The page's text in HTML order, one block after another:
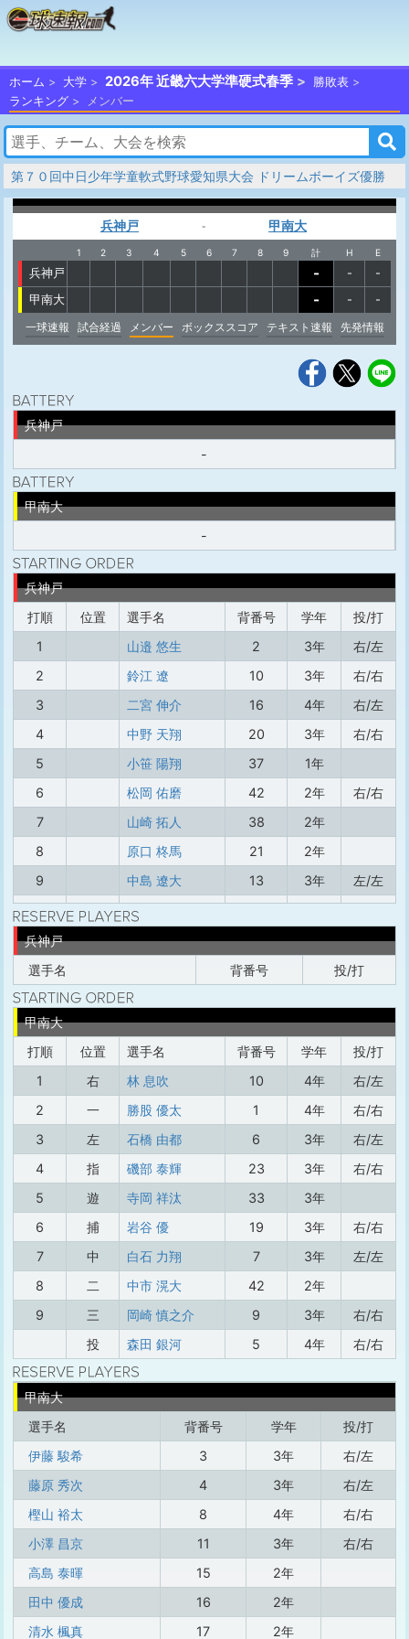
ホーム 大学 2026年 近畿六大学準硬式春季
勝敗表
ランキング
メンバー
第７０回中日少年学童軟式野球愛知県大会 ドリームボーイズ優勝
兵神戸 - 甲南大
1 2 3 4 5 6 7 8 9 計 H E
兵神戸 - -
-
甲南大
- -
-
一球速報
試合経過 メンバー ボックススコア テキスト速報 先発情報
兵神戸
-
甲南大
-
兵神戸
打順
位置 選手名 背番号 学年
投/打
1
山邉 悠生 2 3年
右/左
2
鈴江 遼 10 3年
右/右
3
二宮 伸介 16 4年
右/左
4
中野 天翔 20 3年
右/右
5
小笹 陽翔 37
1年
6
松岡 佑磨 42 2年
右/右
7
山崎 拓人 38
2年
8
原口 柊馬 21
2年
9
中島 遼大 13 3年 左/左
兵神戸
選手名
背番号 投/打
甲南大
打順
位置 選手名 背番号 学年
投/打
1
右 林 息吹 10 4年
右/左
2
一 勝股 優太 1 4年
右/右
3
左 石橋 由都 6 3年
右/左
4
指 磯部 泰輝 23 3年
右/右
5
遊 寺岡 祥汰 33
3年
6
捕 岩谷 優 19 3年
右/右
7
中 白石 力翔 7 3年
左/左
8
二 中市 滉大 42
2年
9
三 岡崎 慎之介 9 3年
右/右
投
森田 銀河 5 4年 右/右
甲南大
選手名
背番号 学年
投/打
伊藤 駿希
3 3年
右/左
藤原 秀次
4 3年
右/左
樫山 裕太
8 4年
右/右
小澤 昌京
11 3年
右/右
高島 泰暉
15
2年
田中 優成
16
2年
清水 楓真
17 2年